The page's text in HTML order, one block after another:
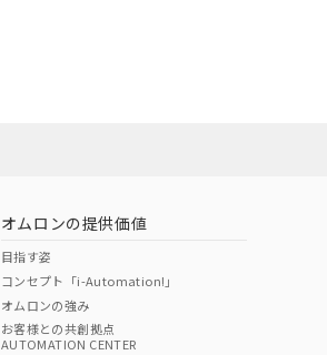
オムロンの提供価値
目指す姿
コンセプト「i-Automation!」
オムロンの強み
お客様との共創拠点
AUTOMATION CENTER